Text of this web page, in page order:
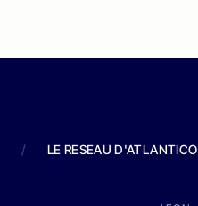
/ LE RESEAU D'ATLANTICO